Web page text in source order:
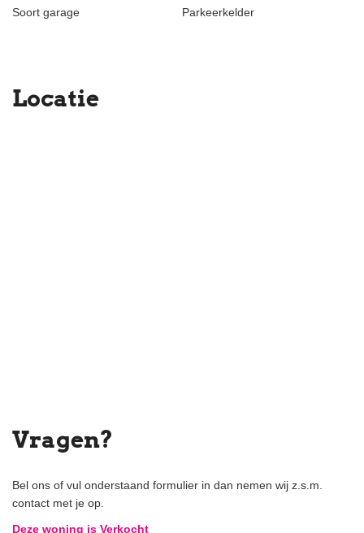
Soort garage Parkeerkelder
Locatie
Vragen?
Bel ons of vul onderstaand formulier in dan nemen wij z.s.m.
contact met je op.
Deze woning is Verkocht